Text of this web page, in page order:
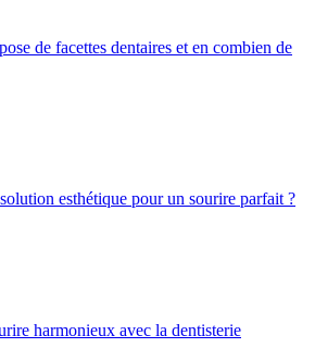
de facettes dentaires et en combien de
esthétique pour un sourire parfait ?
harmonieux avec la dentisterie